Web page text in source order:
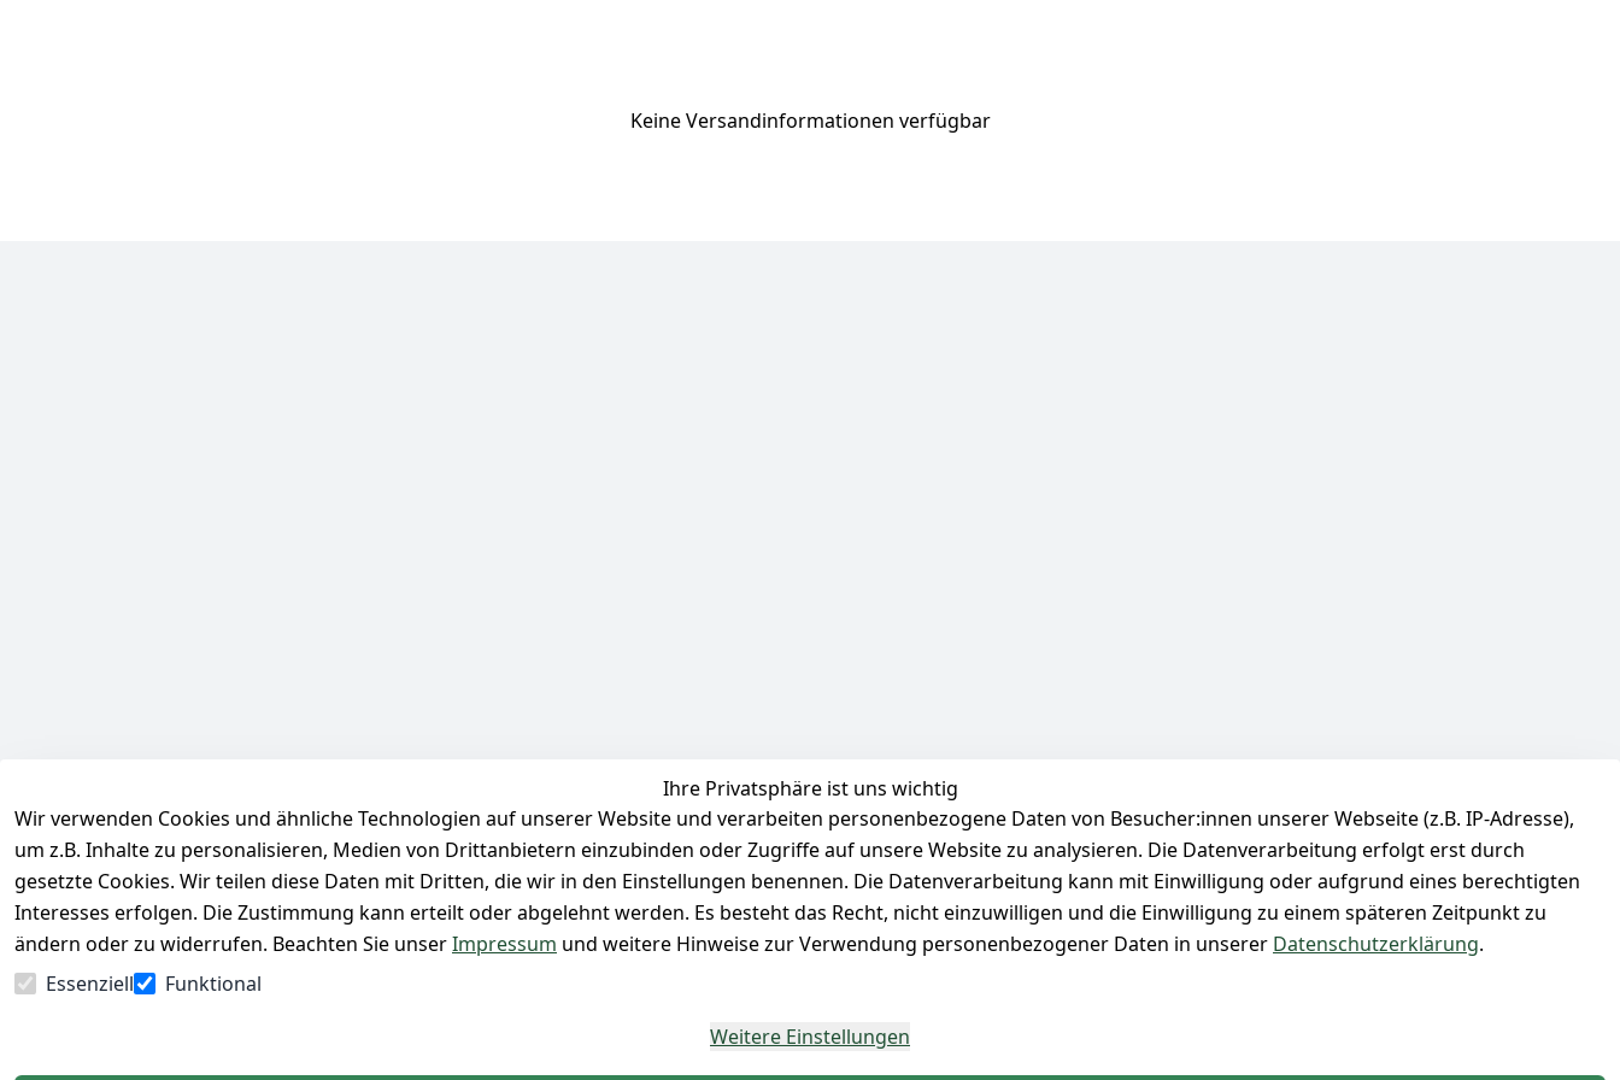
Keine Versandinformationen verfügbar
Ihre Privatsphäre ist uns wichtig
Wir verwenden Cookies und ähnliche Technologien auf unserer Website und verarbeiten personenbezogene Daten von Besucher:innen unserer Webseite (z.B. IP-Adresse),
um z.B. Inhalte zu personalisieren, Medien von Drittanbietern einzubinden oder Zugriffe auf unsere Website zu analysieren. Die Datenverarbeitung erfolgt erst durch
gesetzte Cookies. Wir teilen diese Daten mit Dritten, die wir in den Einstellungen benennen. Die Datenverarbeitung kann mit Einwilligung oder aufgrund eines berechtigten
Interesses erfolgen. Die Zustimmung kann erteilt oder abgelehnt werden. Es besteht das Recht, nicht einzuwilligen und die Einwilligung zu einem späteren Zeitpunkt zu
ändern oder zu widerrufen. Beachten Sie unserImpressum und weitere Hinweise zur Verwendung personenbezogener Daten in unserer Datenschutzerklärung.
Essenziell
Funktional
Weitere Einstellungen